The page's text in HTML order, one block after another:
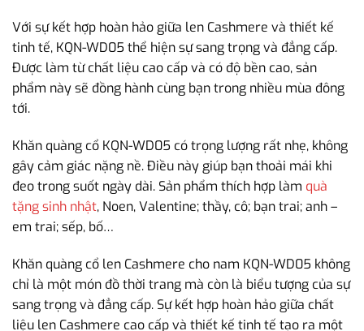
Với sự kết hợp hoàn hảo giữa len Cashmere và thiết kế
tinh tế, KQN-WD05 thể hiện sự sang trọng và đẳng cấp.
Được làm từ chất liệu cao cấp và có độ bền cao, sản
phẩm này sẽ đồng hành cùng bạn trong nhiều mùa đông
tới.
Khăn quàng cổ KQN-WD05 có trọng lượng rất nhẹ, không
gây cảm giác nặng nề. Điều này giúp bạn thoải mái khi
đeo trong suốt ngày dài. Sản phẩm thích hợp làm quà
tặng sinh nhật, Noen, Valentine; thầy, cô; bạn trai; anh –
em trai; sếp, bố…
Khăn quàng cổ len Cashmere cho nam KQN-WD05 không
chỉ là một món đồ thời trang mà còn là biểu tượng của sự
sang trọng và đẳng cấp. Sự kết hợp hoàn hảo giữa chất
liệu len Cashmere cao cấp và thiết kế tinh tế tạo ra một